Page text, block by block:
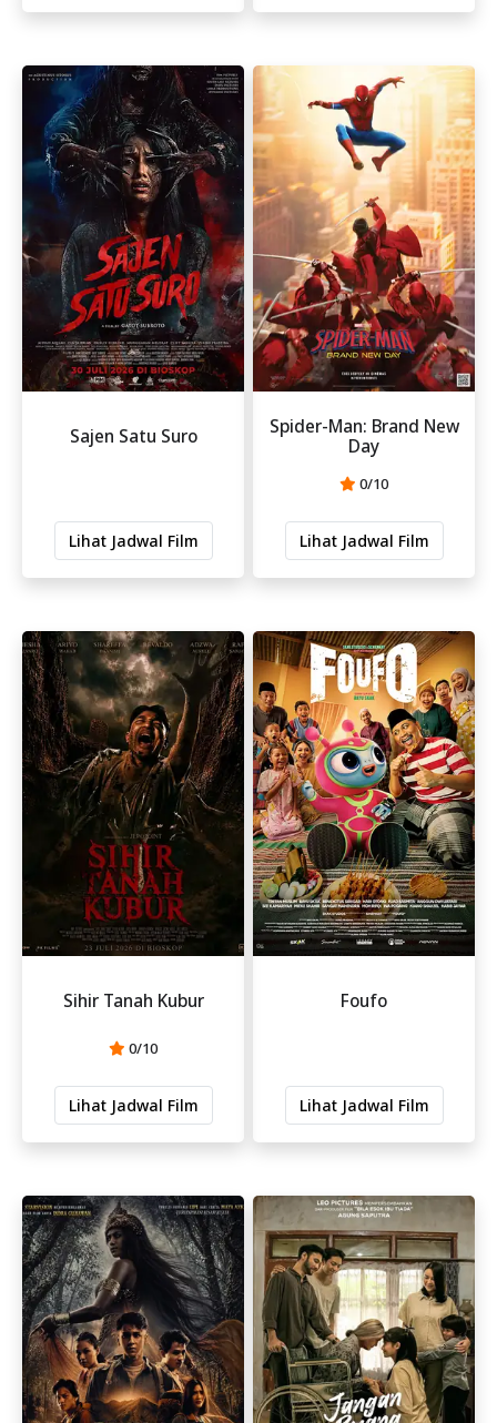
Sajen Satu Suro
Lihat Jadwal Film
Spider-Man: Brand New
Day
0/10
Lihat Jadwal Film
Sihir Tanah Kubur
0/10
Lihat Jadwal Film
Foufo
Lihat Jadwal Film